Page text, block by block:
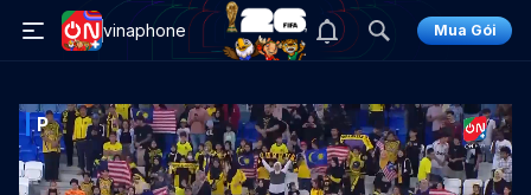
vinaphone Mua Gói
P